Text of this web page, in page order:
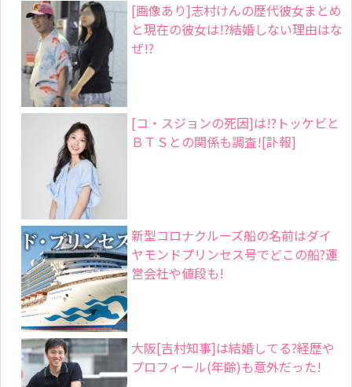
[画像あり]志村けんの歴代彼女まとめ
と現在の彼女は!?結婚しない理由はな
ぜ!?
[コ・スジョンの死因]は!?トッケビと
ＢＴＳとの関係も調査![訃報]
新型コロナクルーズ船の名前はダイ
ヤモンドプリンセス号でどこの船?運
営会社や値段も!
大阪[吉村知事]は結婚してる?経歴や
プロフィール(年齢)も意外だった!